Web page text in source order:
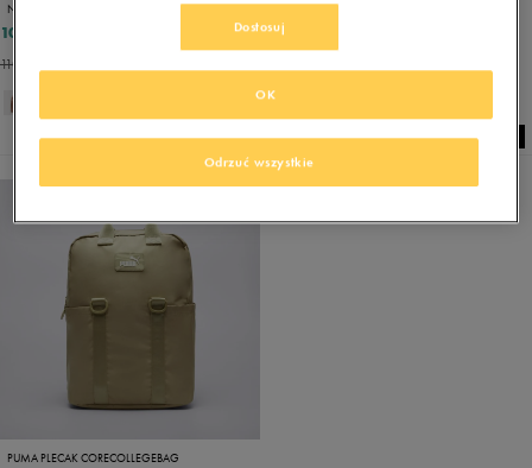
NIKE PLECAK NK ELMNTL BKPK - HBR
107,99 zł
110,49 zł
ADIDAS PLECAK HYBRID BP2
119,99 zł
PUMA PLECAK CORECOLLEGEBAG
Dostosuj
Odrzuć wszystkie
OK